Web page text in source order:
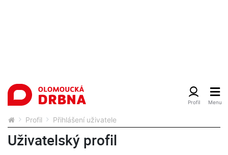
Profil Přihlášení uživatele
Uživatelský profil